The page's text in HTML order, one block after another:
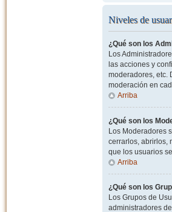
Niveles de
¿Qué son los
Los
las acciones y
moderadores, etc.
moderación en
Arriba
¿Qué son los
Los Moderadores
cerrarlos, abrirlos,
que los usuarios
Arriba
¿Qué son los
Los Grupos de
administradores